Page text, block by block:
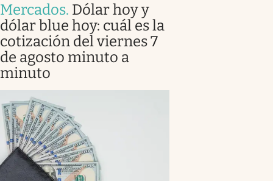
Mercados. Dólar hoy y
dólar blue hoy: cuál es la
cotización del viernes 7
de agosto minuto a
minuto